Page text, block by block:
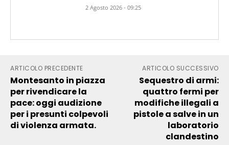
2 Agosto 2026 - 09:25
ARTICOLO PRECEDENTE
Montesanto in piazza
per rivendicare la
pace: oggi audizione
per i presunti colpevoli
di violenza armata.
ARTICOLO SUCCESSIVO
Sequestro di armi:
quattro fermi per
modifiche illegali a
pistole a salve in un
laboratorio
clandestino